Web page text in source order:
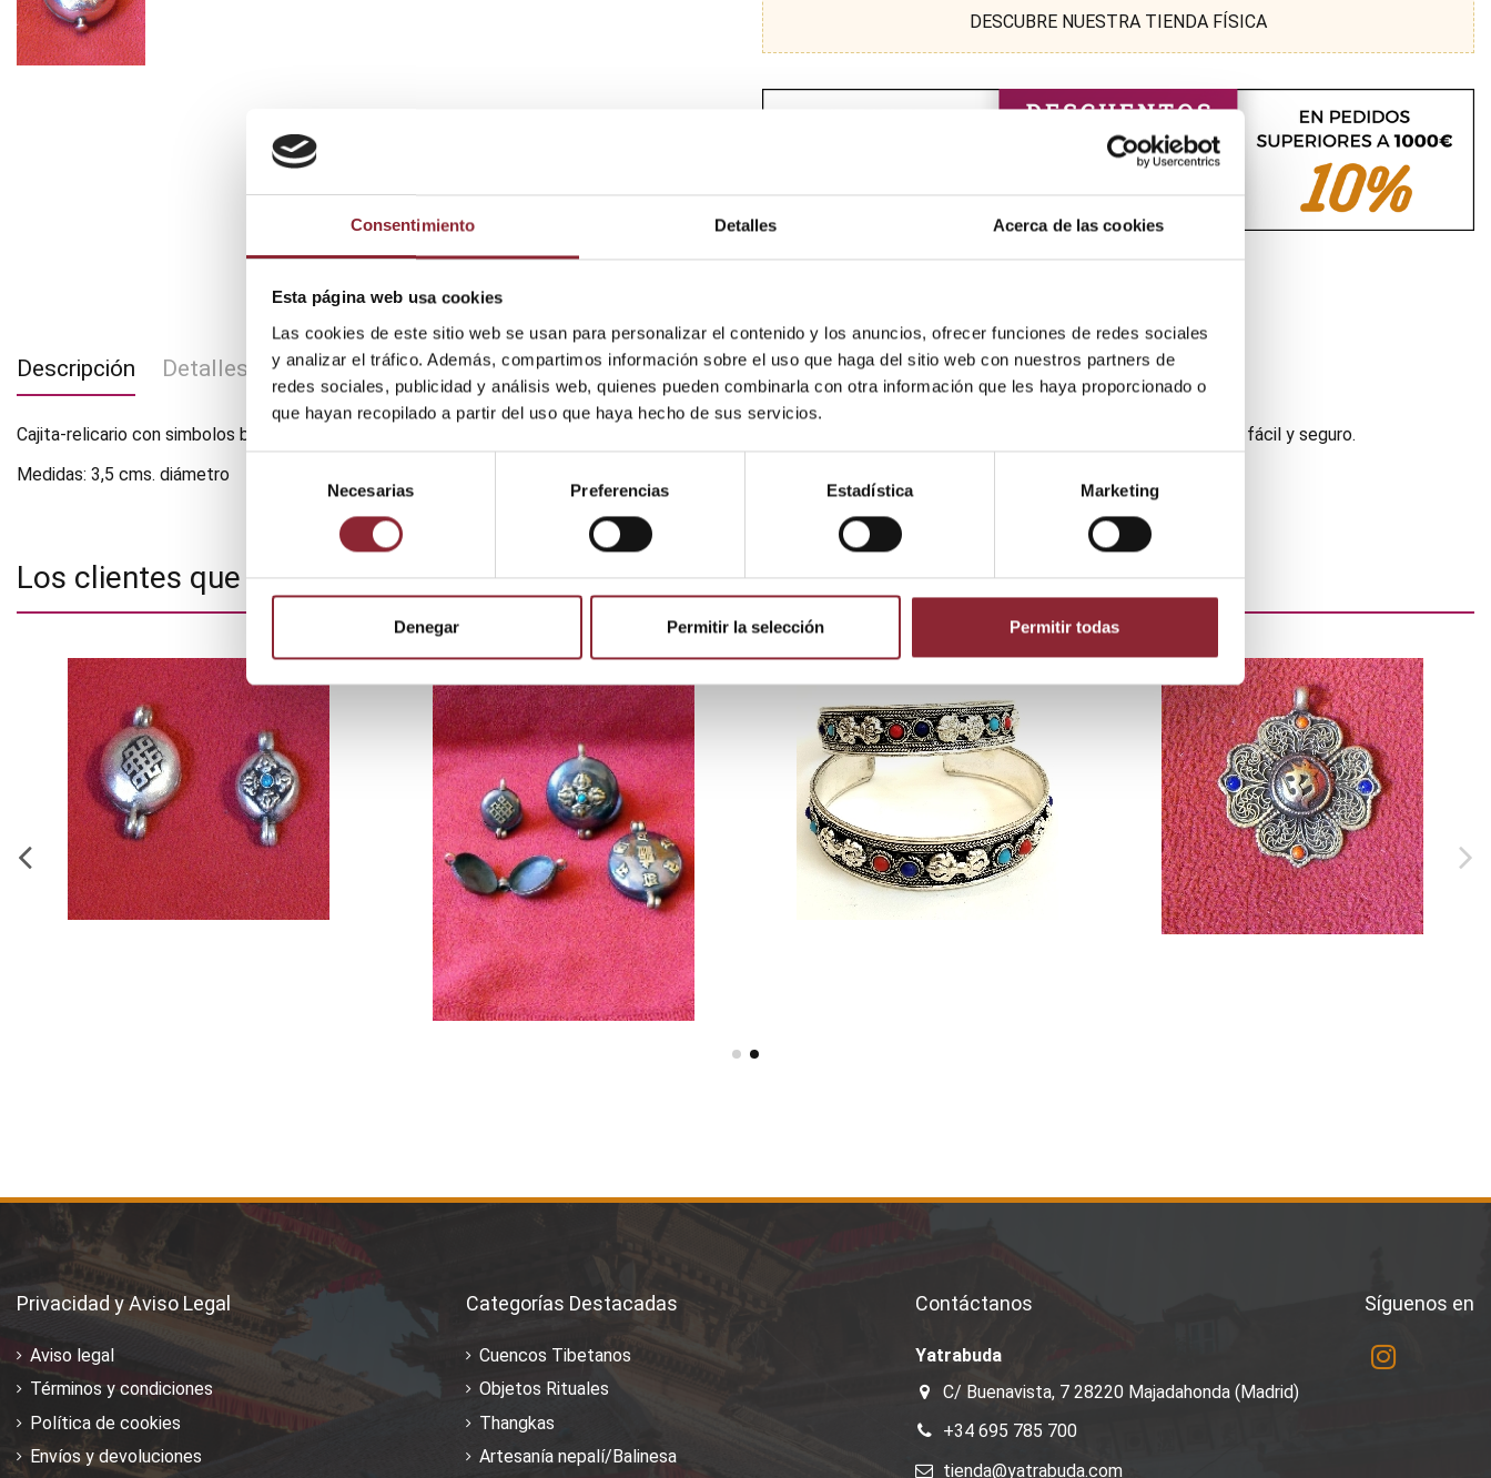
Consentimiento Detalles Acerca de las cookies
Esta página web usa cookies
Las cookies de este sitio web se usan para personalizar el contenido y los anuncios, ofrecer funciones de redes sociales
y analizar el tráfico. Además, compartimos información sobre el uso que haga del sitio web con nuestros partners de
redes sociales, publicidad y análisis web, quienes pueden combinarla con otra información que les haya proporcionado o
que hayan recopilado a partir del uso que haya hecho de sus servicios.
consentimiento
Necesarias Preferencias Estadística Marketing
Denegar Permitir la selección Permitir todas
DESCUBRE NUESTRA TIENDA FÍSICA
Descripción Detalles del producto
Cajita-relicario con simbolos budistas grabados por ambas caras. Para abrirlo hay que girar un tornillo que no se separa de la pieza, siendo por tanto un sistema fácil y seguro.
Medidas: 3,5 cms. diámetro
Los clientes que adquirieron este producto también compraron:
Privacidad y Aviso Legal
Aviso legal
Términos y condiciones
Política de cookies
Envíos y devoluciones
Categorías Destacadas
Cuencos Tibetanos
Objetos Rituales
Thangkas
Artesanía nepalí/Balinesa
Contáctanos
Yatrabuda
C/ Buenavista, 7 28220 Majadahonda (Madrid)
+34 695 785 700
tienda@yatrabuda.com
Síguenos en